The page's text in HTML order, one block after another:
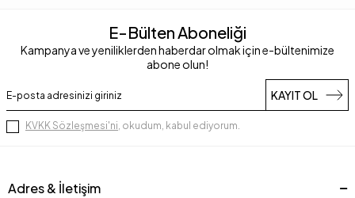
E-Bülten Aboneliği
Kampanya ve yeniliklerden haberdar olmak için e-bültenimize
abone olun!
KAYIT OL
KVKK Sözleşmesi'ni, okudum, kabul ediyorum.
Adres & İletişim